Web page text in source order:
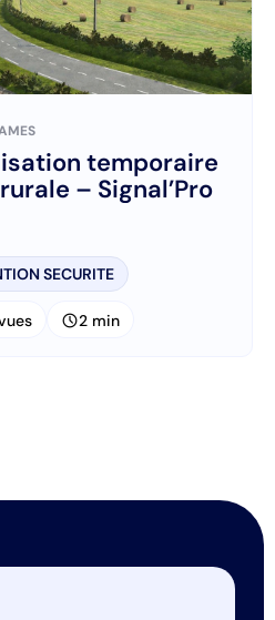
temporaire
– Signal’Pro
SECURITE
schedule2 min